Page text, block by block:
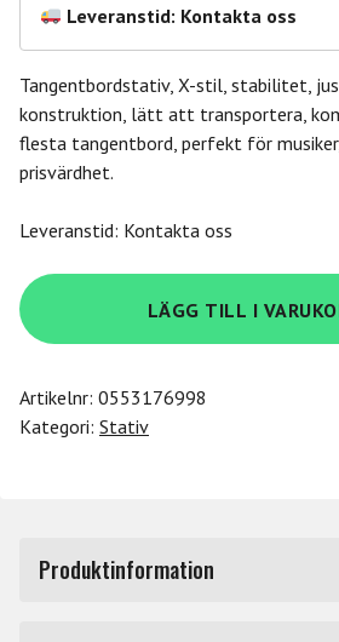
Leveranstid: Kontakta oss
Tangentbordstativ, X-stil, stabilitet,
konstruktion, lätt att transportera,
flesta tangentbord, perfekt för
prisvärdhet.
Leveranstid: Kontakta oss
Quik
Lok
Keyboard
Stand
LÄGG TILL I
Artikelnr: 0553176998
Kategori: Stativ
Produktinformation